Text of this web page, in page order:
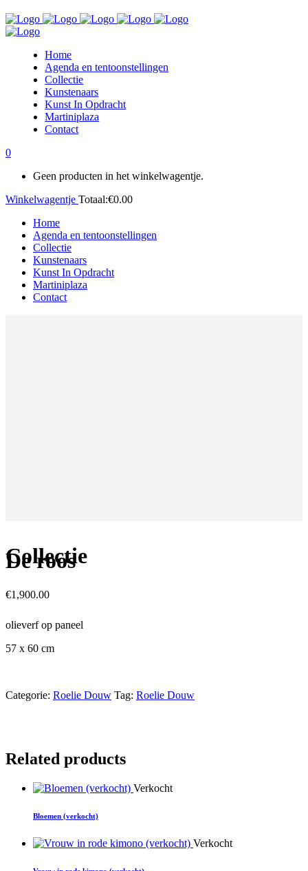
Home
Agenda en tentoonstellingen
Collectie
Kunstenaars
Kunst In Opdracht
Martiniplaza
Contact
0
Geen producten in het winkelwagentje.
Winkelwagentje Totaal:€0.00
Home
Agenda en tentoonstellingen
Collectie
Kunstenaars
Kunst In Opdracht
Martiniplaza
Contact
Collectie
De roos
€1,900.00
olieverf op paneel
57 x 60 cm
Categorie: Roelie Douw Tag: Roelie Douw
Related products
Verkocht
Bloemen (verkocht)
Verkocht